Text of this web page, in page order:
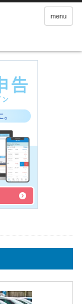
menu